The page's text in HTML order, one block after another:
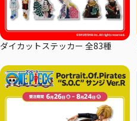
ダイカットステッカー 全83種